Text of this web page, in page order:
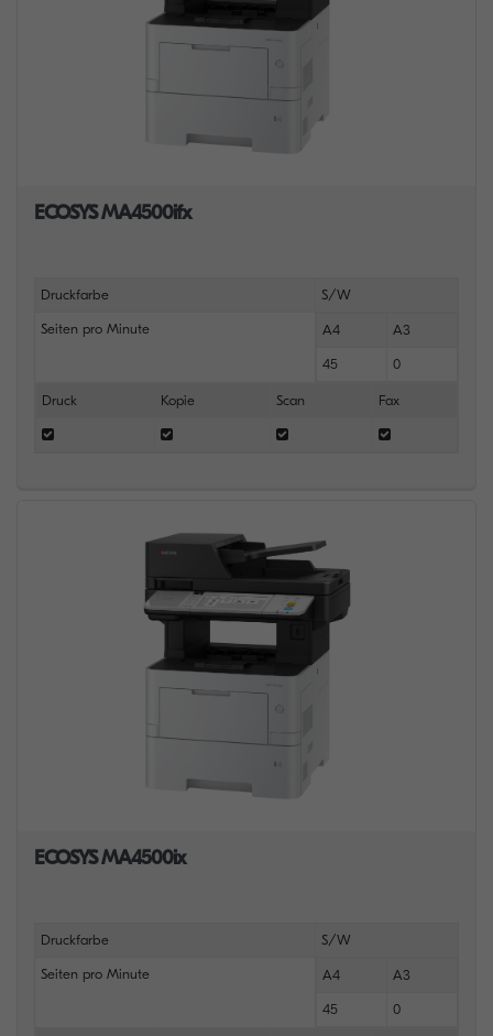
ECOSYS MA4500ifx
Druckfarbe S/W
Seiten pro Minute A4 A3
45 0
Druck Kopie Scan Fax
ECOSYS MA4500ix
Druckfarbe S/W
Seiten pro Minute A4 A3
45 0